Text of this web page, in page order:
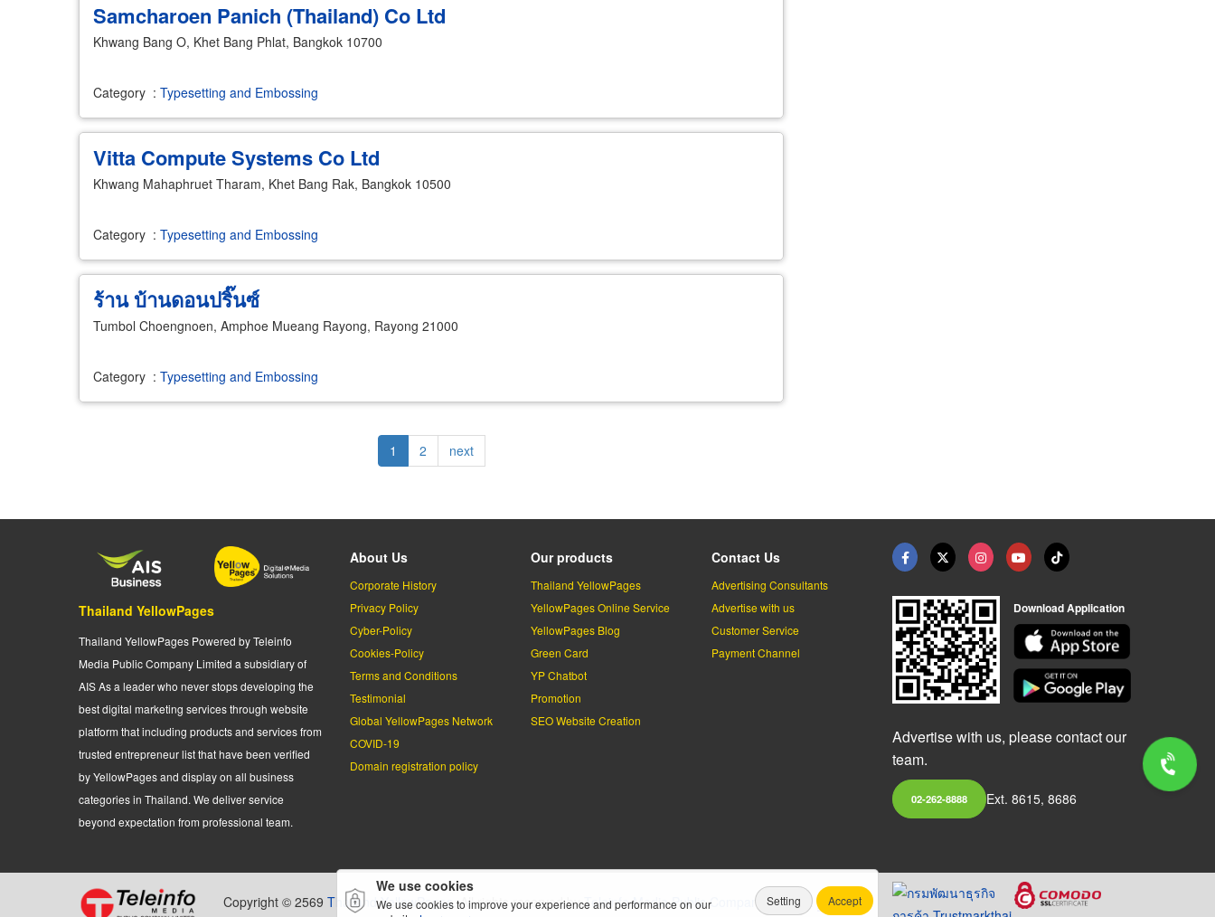
Samcharoen Panich (Thailand) Co Ltd
Khwang Bang O, Khet Bang Phlat, Bangkok 10700
Category : Typesetting and Embossing
Vitta Compute Systems Co Ltd
Khwang Mahaphruet Tharam, Khet Bang Rak, Bangkok 10500
Category : Typesetting and Embossing
ร้าน บ้านดอนปริ๊นซ์
Tumbol Choengnoen, Amphoe Mueang Rayong, Rayong 21000
Category : Typesetting and Embossing
Current
page
1 Page
2
Next
page
next
Thailand YellowPages
Thailand YellowPages Powered by Teleinfo
Media Public Company Limited a subsidiary of
AIS As a leader who never stops developing the
best digital marketing services through website
platform that including products and services from
trusted entrepreneur list that have been verified
by YellowPages and display on all business
categories in Thailand. We deliver service
beyond expectation from professional team.
About Us
Corporate History
Privacy Policy
Cyber-Policy
Cookies-Policy
Terms and Conditions
Testimonial
Global YellowPages Network
COVID-19
Domain registration policy
Our products
Thailand YellowPages
YellowPages Online Service
YellowPages Blog
Green Card
YP Chatbot
Promotion
SEO Website Creation
Contact Us
Advertising Consultants
Advertise with us
Customer Service
Payment Channel
Download Application
Advertise with us, please contact our
team.
02-262-8888 Ext. 8615, 8686
Copyright © 2569 Thailand YellowPages.All rights reserved byTeleinfo Media Public Company Limited.
We use cookies
We use cookies to improve your experience and performance on our
Setting Accept